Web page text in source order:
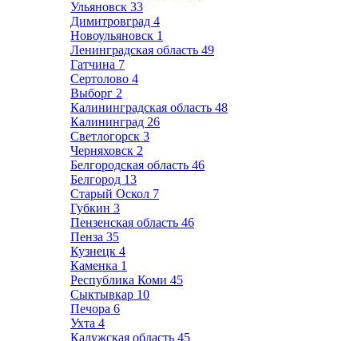
Ульяновск 33
Димитровград 4
Новоульяновск 1
Ленинградская область 49
Гатчина 7
Сертолово 4
Выборг 2
Калининградская область 48
Калининград 26
Светлогорск 3
Черняховск 2
Белгородская область 46
Белгород 13
Старый Оскол 7
Губкин 3
Пензенская область 46
Пенза 35
Кузнецк 4
Каменка 1
Республика Коми 45
Сыктывкар 10
Печора 6
Ухта 4
Калужская область 45